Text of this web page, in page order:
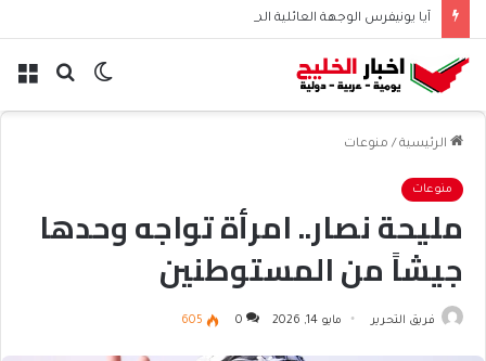
آيا يونيفرس الوجهة العائلية المثالية للترفيه والمغامرات
بحث الوضع
الرئيسية / منوعات
منوعات
مليحة نصار.. امرأة تواجه وحدها
جيشاً من المستوطنين
فريق التحرير مايو 14, 2026 0
605